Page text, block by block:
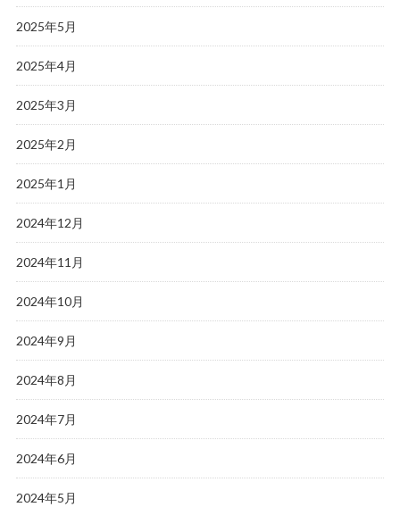
2025年5月
2025年4月
2025年3月
2025年2月
2025年1月
2024年12月
2024年11月
2024年10月
2024年9月
2024年8月
2024年7月
2024年6月
2024年5月